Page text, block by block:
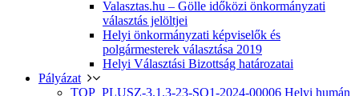
Valasztas.hu – Gölle időközi önkormányzati
választás jelöltjei
Helyi önkormányzati képviselők és
polgármesterek választása 2019
Helyi Választási Bizottság határozatai
Pályázat
TOP_PLUSZ-3.1.3-23-SO1-2024-00006 Helyi humán